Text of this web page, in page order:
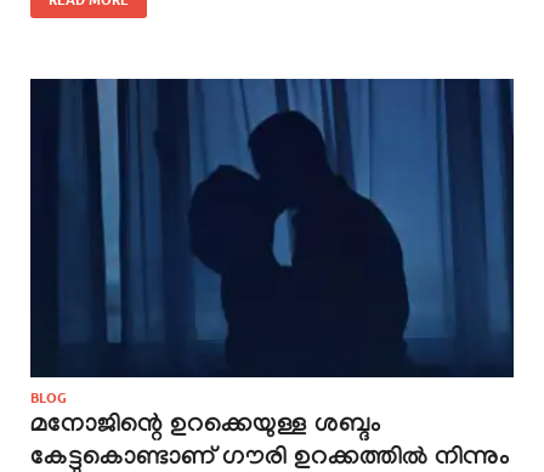
BLOG
മനോജിന്റെ ഉറക്കെയുള്ള ശബ്ദം
കേട്ടുകൊണ്ടാണ് ഗൗരി ഉറക്കത്തിൽ നിന്നും